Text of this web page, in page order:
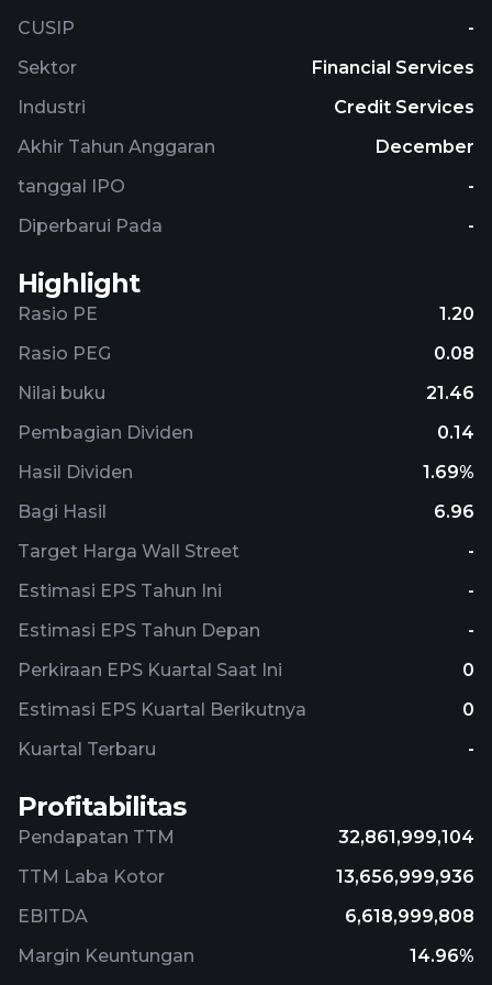
CUSIP
-
Sektor
Financial Services
Industri
Credit Services
Akhir Tahun Anggaran
December
tanggal IPO
-
Diperbarui Pada
-
Highlight
Rasio PE
1.20
Rasio PEG
0.08
Nilai buku
21.46
Pembagian Dividen
0.14
Hasil Dividen
1.69%
Bagi Hasil
6.96
Target Harga Wall Street
-
Estimasi EPS Tahun Ini
-
Estimasi EPS Tahun Depan
-
Perkiraan EPS Kuartal Saat Ini
0
Estimasi EPS Kuartal Berikutnya
0
Kuartal Terbaru
-
Profitabilitas
Pendapatan TTM
32,861,999,104
TTM Laba Kotor
13,656,999,936
EBITDA
6,618,999,808
Margin Keuntungan
14.96%